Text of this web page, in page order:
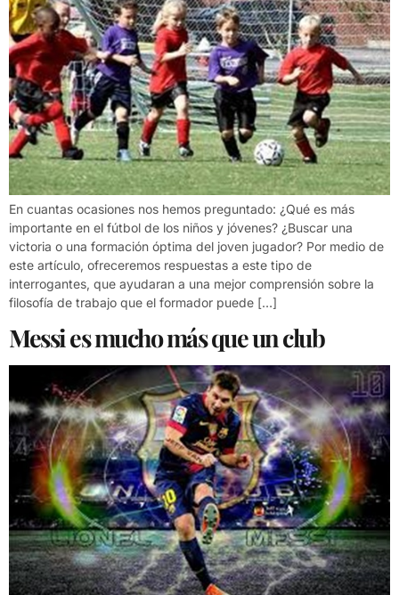
En cuantas ocasiones nos hemos preguntado: ¿Qué es más
importante en el fútbol de los niños y jóvenes? ¿Buscar una
victoria o una formación óptima del joven jugador? Por medio de
este artículo, ofreceremos respuestas a este tipo de
interrogantes, que ayudaran a una mejor comprensión sobre la
filosofía de trabajo que el formador puede […]
Messi es mucho más que un club